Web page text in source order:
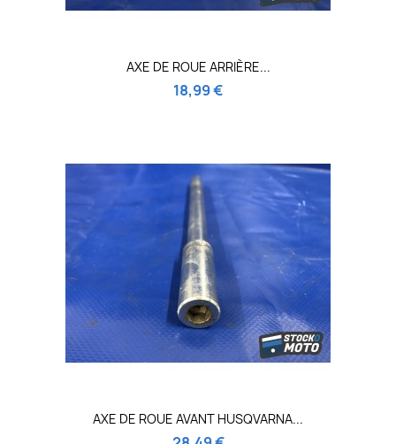
AXE DE ROUE ARRIÈRE...
18,99 €
AXE DE ROUE AVANT HUSQVARNA...